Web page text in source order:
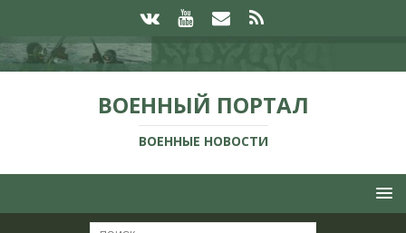
ВОЕННЫЙ ПОРТАЛ
ВОЕННЫЕ НОВОСТИ